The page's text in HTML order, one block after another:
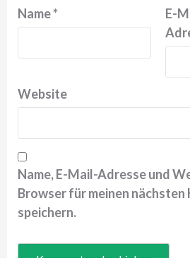
Name*
E-
Website
Name, E-Mail-Adresse und
Browser für meinen nächsten
speichern.